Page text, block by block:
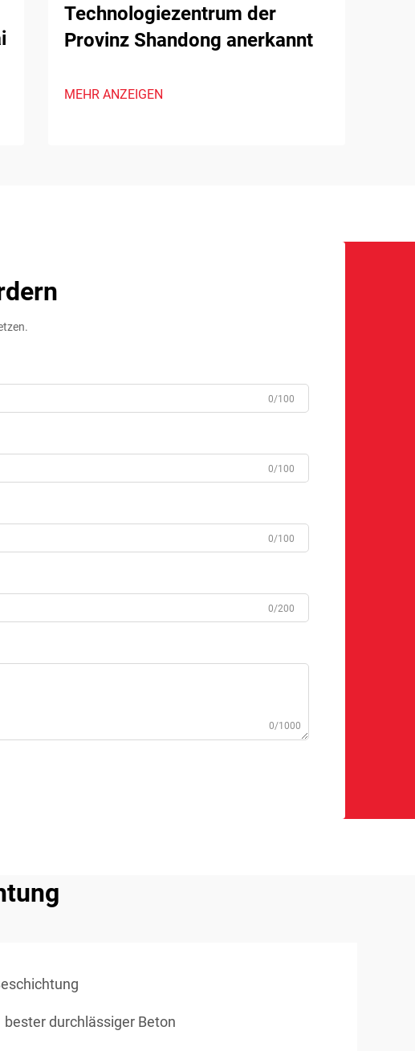
Technologiezentrum der
Provinz Shandong anerkannt
MEHR ANZEIGEN
0/100
0/100
0/100
0/200
0/1000
bester durchlässiger Beton